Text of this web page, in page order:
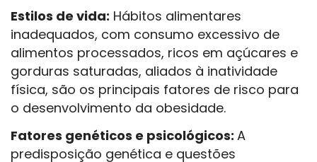
Estilos de vida: Hábitos alimentares
inadequados, com consumo excessivo de
alimentos processados, ricos em açúcares e
gorduras saturadas, aliados à inatividade
física, são os principais fatores de risco para
o desenvolvimento da obesidade.
Fatores genéticos e psicológicos: A
predisposição genética e questões